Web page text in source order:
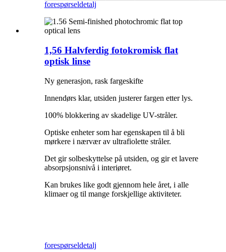
forespørseldetalj
1,56 Halvferdig fotokromisk flat
optisk linse
Ny generasjon, rask fargeskifte
Innendørs klar, utsiden justerer fargen etter lys.
100% blokkering av skadelige UV-stråler.
Optiske enheter som har egenskapen til å bli
mørkere i nærvær av ultrafiolette stråler.
Det gir solbeskyttelse på utsiden, og gir et lavere
absorpsjonsnivå i interiøret.
Kan brukes like godt gjennom hele året, i alle
klimaer og til mange forskjellige aktiviteter.
forespørseldetalj